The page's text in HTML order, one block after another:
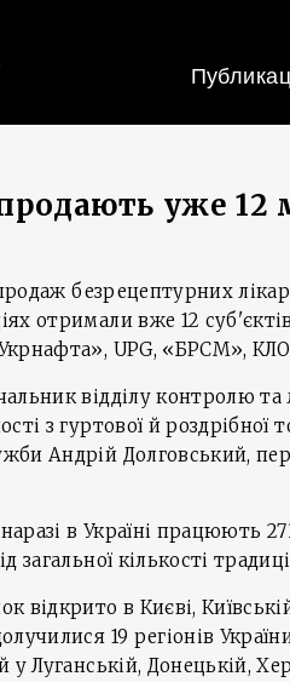
уже
продаж безрецептурних
отримали вже 12
UPG, «БРСМ», КЛО
відділу контролю та
з гуртової й роздрібної
Андрій Долговський,
наразі в Україні працюють
загальної кількості
відкрито в Києві,
19 регіонів
у Луганській, Донецькій,